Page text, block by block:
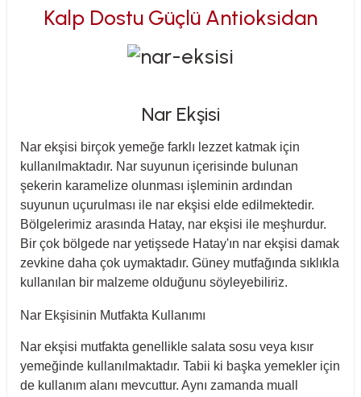
Kalp Dostu Güçlü Antioksidan
Nar Ekşisi
Nar ekşisi birçok yemeğe farklı lezzet katmak için
kullanılmaktadır. Nar suyunun içerisinde bulunan
şekerin karamelize olunması işleminin ardından
suyunun uçurulması ile nar ekşisi elde edilmektedir.
Bölgelerimiz arasında Hatay, nar ekşisi ile meşhurdur.
Bir çok bölgede nar yetişsede Hatay'ın nar ekşisi damak
zevkine daha çok uymaktadır. Güney mutfağında sıklıkla
kullanılan bir malzeme olduğunu söyleyebiliriz.
Nar Ekşisinin Mutfakta Kullanımı
Nar ekşisi mutfakta genellikle salata sosu veya kısır
yemeğinde kullanılmaktadır. Tabii ki başka yemekler için
de kullanım alanı mevcuttur. Aynı zamanda muall